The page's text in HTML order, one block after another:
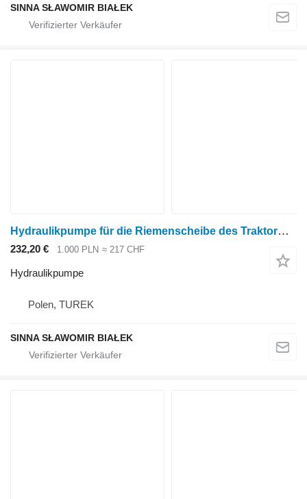
SINNA SŁAWOMIR BIAŁEK
Hydraulikpumpe für die Riemenscheibe des Traktormotors BD3 L.507844 für Radtraktor
232,20 € 1.000 PLN ≈ 217 CHF
Hydraulikpumpe
Polen, TUREK
SINNA SŁAWOMIR BIAŁEK